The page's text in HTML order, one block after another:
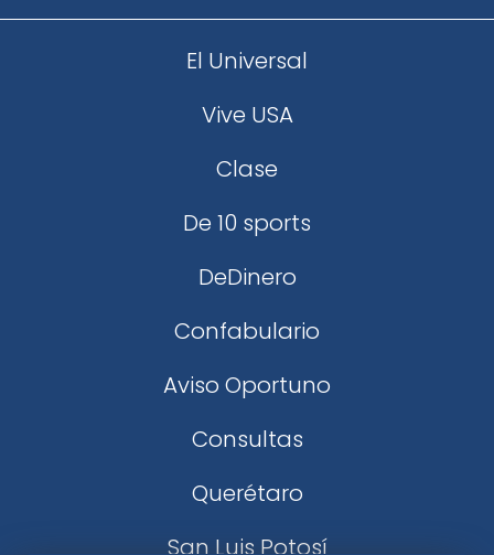
El Universal
Vive USA
Clase
De 10 sports
DeDinero
Confabulario
Aviso Oportuno
Consultas
Querétaro
San Luis Potosí